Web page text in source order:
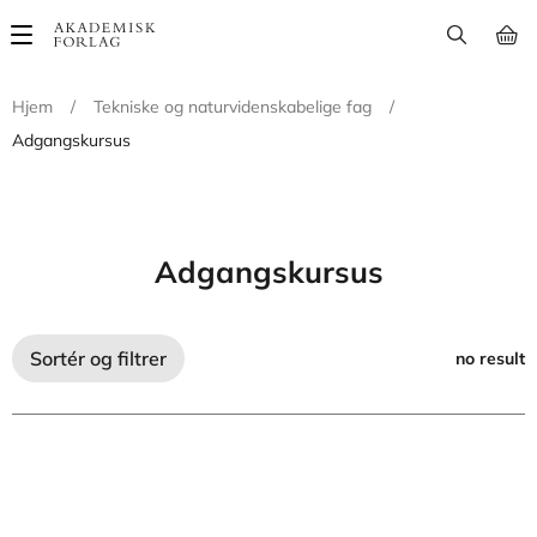
Main
Hjem
/ Tekniske og naturvidenskabelige fag
/
Adgangskursus
Adgangskursus
Sortér og filtrer no result